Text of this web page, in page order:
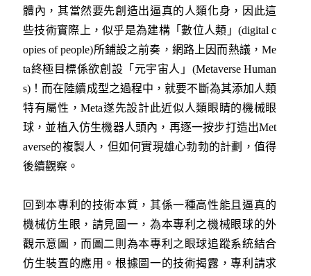
體內，其當然要先創造出逼真的人類化身，因此這
些技術實際上，似乎是為建構「數位人類」(digital c
opies of people)所鋪設之前奏，網路上因而熱議，Me
ta終極目標係欲創設「元宇宙人」(Metaverse Human
s)！而在陸續成型之過程中，就要不斷為其添加人類
特有屬性，Meta遂先設計此近似人類眼睛的機械眼
球，並植入仿生機器人頭內，再逐一按步打造出Met
averse的複製人，但如何實現雄心勃勃的計劃，值得
後續觀察。
回到本專利的技術本質，其係一種高性能且逼真的
機械仿生眼，請見圖一，為本專利之機械眼球的外
觀示意圖，而圖二則為本專利之眼球追蹤系統結合
仿生裝置的應用。根據圖一的技術揭露，專利請求